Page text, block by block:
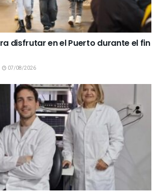
disfrutar en el Puerto durante el fin
07/08/2026